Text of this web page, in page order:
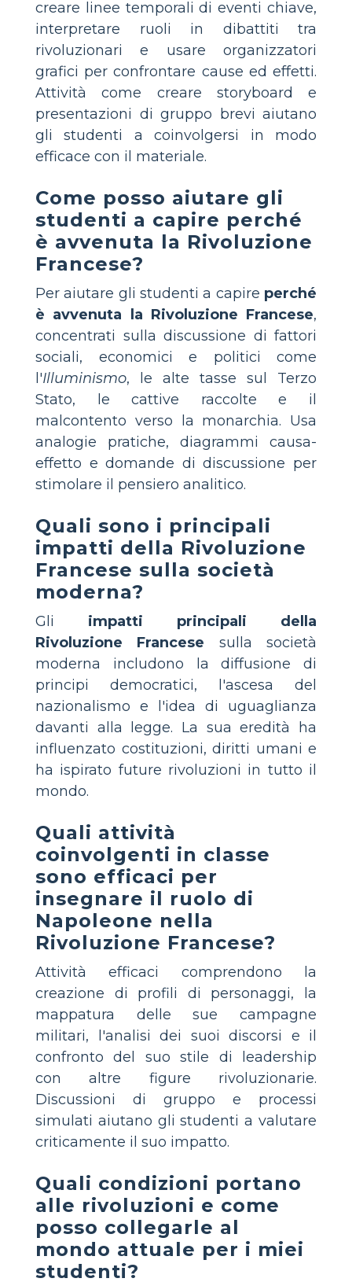
creare linee temporali di eventi chiave,
interpretare ruoli in dibattiti tra
rivoluzionari e usare organizzatori
grafici per confrontare cause ed effetti.
Attività come creare storyboard e
presentazioni di gruppo brevi aiutano
gli studenti a coinvolgersi in modo
efficace con il materiale.
Come posso aiutare gli
studenti a capire perché
è avvenuta la Rivoluzione
Francese?
Per aiutare gli studenti a capire perché
è avvenuta la Rivoluzione Francese,
concentrati sulla discussione di fattori
sociali, economici e politici come
l'Illuminismo, le alte tasse sul Terzo
Stato, le cattive raccolte e il
malcontento verso la monarchia. Usa
analogie pratiche, diagrammi causa-
effetto e domande di discussione per
stimolare il pensiero analitico.
Quali sono i principali
impatti della Rivoluzione
Francese sulla società
moderna?
Gli impatti principali della
Rivoluzione Francese sulla società
moderna includono la diffusione di
principi democratici, l'ascesa del
nazionalismo e l'idea di uguaglianza
davanti alla legge. La sua eredità ha
influenzato costituzioni, diritti umani e
ha ispirato future rivoluzioni in tutto il
mondo.
Quali attività
coinvolgenti in classe
sono efficaci per
insegnare il ruolo di
Napoleone nella
Rivoluzione Francese?
Attività efficaci comprendono la
creazione di profili di personaggi, la
mappatura delle sue campagne
militari, l'analisi dei suoi discorsi e il
confronto del suo stile di leadership
con altre figure rivoluzionarie.
Discussioni di gruppo e processi
simulati aiutano gli studenti a valutare
criticamente il suo impatto.
Quali condizioni portano
alle rivoluzioni e come
posso collegarle al
mondo attuale per i miei
studenti?